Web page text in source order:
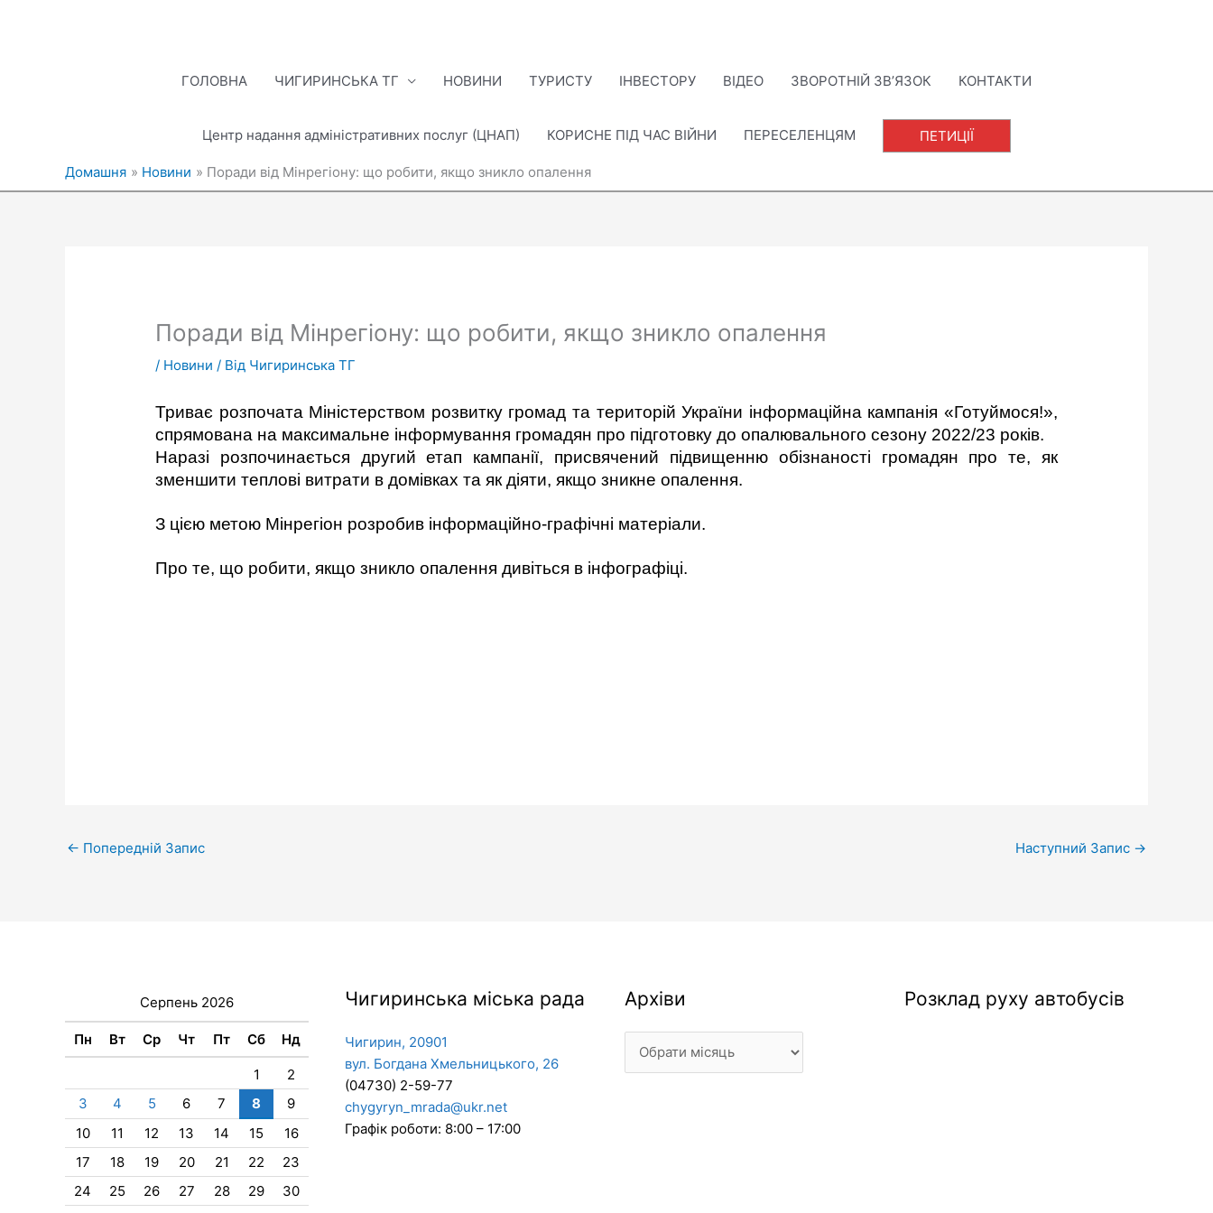
ГОЛОВНА
ЧИГИРИНСЬКА ТГ НОВИНИ ТУРИСТУ ІНВЕСТОРУ ВІДЕО ЗВОРОТНІЙ ЗВ’ЯЗОК КОНТАКТИ
Центр надання адміністративних послуг (ЦНАП) КОРИСНЕ ПІД ЧАС ВІЙНИ ПЕРЕСЕЛЕНЦЯМ ПЕТИЦІЇ
Домашня Новини Поради від Мінрегіону: що робити, якщо зникло опалення
Поради від Мінрегіону: що робити, якщо зникло опалення
/ Новини / Від Чигиринська ТГ
Триває розпочата Міністерством розвитку громад та територій України інформаційна кампанія «Готуймося!»,
спрямована на максимальне інформування громадян про підготовку до опалювального сезону 2022/23 років.
Наразі розпочинається другий етап кампанії, присвячений підвищенню обізнаності громадян про те, як
зменшити теплові витрати в домівках та як діяти, якщо зникне опалення.
З цією метою Мінрегіон розробив інформаційно-графічні матеріали.
Про те, що робити, якщо зникло опалення дивіться в інфографіці.
← Попередній Запис Наступний Запис →
Серпень 2026
Пн Вт Ср Чт Пт Сб Нд
1
2
3
4 5 6 7 8
9
10
11 12 13 14 15
16
17
18 19 20 21 22
23
24
25 26 27 28 29
30
Чигиринська міська рада
Чигирин, 20901
вул. Богдана Хмельницького, 26
(04730) 2-59-77
chygyryn_mrada@ukr.net
Графік роботи: 8:00 – 17:00
Архіви
Архіви Розклад руху автобусів